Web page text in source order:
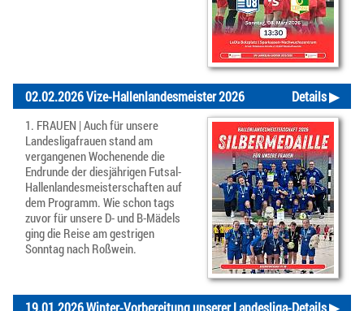
Details ▶
02.02.2026 Vize-Hallenlandesmeister 2026
1. FRAUEN | Auch für unsere
Landesligafrauen stand am
vergangenen Wochenende die
Endrunde der diesjährigen Futsal-
Hallenlandesmeisterschaften auf
dem Programm. Wie schon tags
zuvor für unsere D- und B-Mädels
ging die Reise am gestrigen
Sonntag nach Roßwein.
Details ▶
19.01.2026 Winter-Vorbereitung unserer Landesliga-